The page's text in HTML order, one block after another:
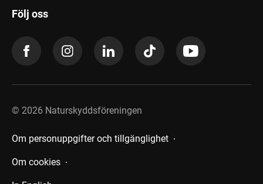
Följ oss
© 2026 Naturskyddsföreningen
Om personuppgifter och tillgänglighet
Om cookies